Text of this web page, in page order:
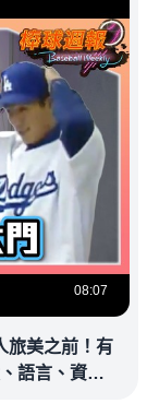
08:07
旅美之前！有
語言、資訊